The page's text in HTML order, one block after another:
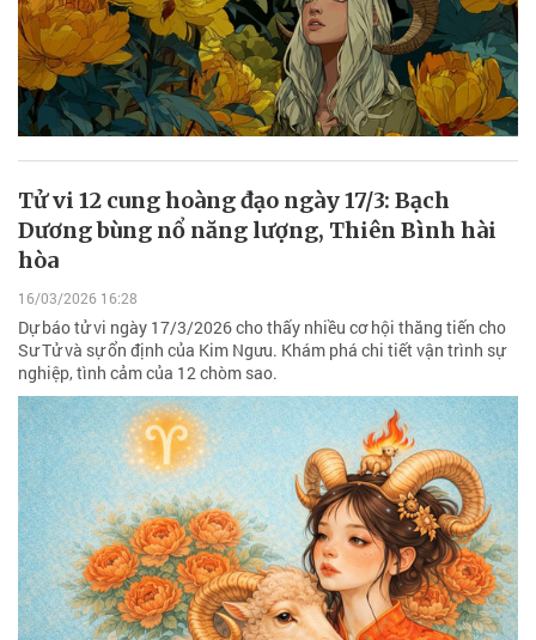
Tử vi 12 cung hoàng đạo ngày 17/3: Bạch
Dương bùng nổ năng lượng, Thiên Bình hài
hòa
16/03/2026 16:28
Dự báo tử vi ngày 17/3/2026 cho thấy nhiều cơ hội thăng tiến cho
Sư Tử và sự ổn định của Kim Ngưu. Khám phá chi tiết vận trình sự
nghiệp, tình cảm của 12 chòm sao.